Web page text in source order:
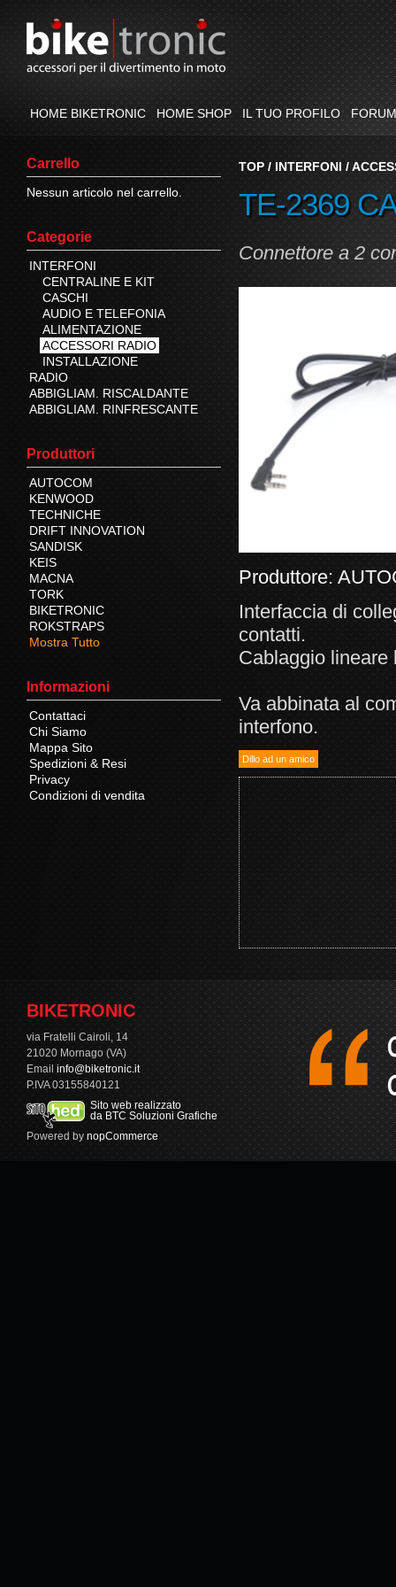
HOME BIKETRONIC HOME SHOP IL TUO PROFILO FORUM
Carrello
Nessun articolo nel carrello.
Categorie
INTERFONI
CENTRALINE E KIT
CASCHI
AUDIO E TELEFONIA
ALIMENTAZIONE
ACCESSORI RADIO
INSTALLAZIONE
RADIO
ABBIGLIAM. RISCALDANTE
ABBIGLIAM. RINFRESCANTE
Produttori
AUTOCOM
KENWOOD
TECHNICHE
DRIFT INNOVATION
SANDISK
KEIS
MACNA
TORK
BIKETRONIC
ROKSTRAPS
Mostra Tutto
Informazioni
Contattaci
Chi Siamo
Mappa Sito
Spedizioni & Resi
Privacy
Condizioni di vendita
TOP / INTERFONI /
TE-2369
Connettore a 2
Produttore:
Interfaccia di
contatti.
Cablaggio lineare
Va abbinata al
interfono.
BIKETRONIC
via Fratelli Cairoli, 14
21020 Mornago (VA)
Email info@biketronic.it
P.IVA 03155840121
Sito web realizzato
da BTC Soluzioni Grafiche
Powered by nopCommerce